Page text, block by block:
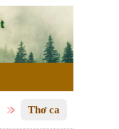
Thơ ca